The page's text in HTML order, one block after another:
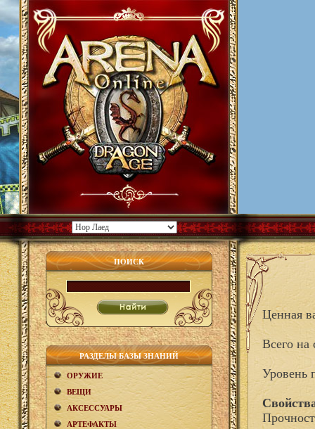
ПОИСК
РАЗДЕЛЫ БАЗЫ ЗНАНИЙ
ОРУЖИЕ
ВЕЩИ
АКCЕСCУАРЫ
АРТЕФАКТЫ
Ценная
Всего на
Уровень